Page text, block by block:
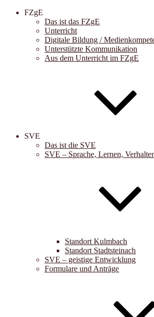
FZgE
Das ist das FZgE
Unterricht
Digitale Bildung /
Unterstützte Kommunikation
Aus dem Unterricht im FZgE
SVE
Das ist die SVE
SVE – Sprache, Lernen,
Standort Kulmbach
Standort Stadtsteinach
SVE – geistige Entwicklung
Formulare und Anträge